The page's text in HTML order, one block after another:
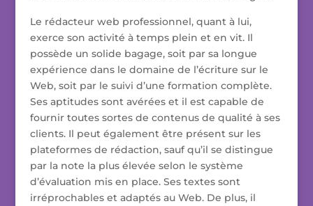
Le rédacteur web professionnel, quant à lui,
exerce son activité à temps plein et en vit. Il
possède un solide bagage, soit par sa longue
expérience dans le domaine de l’écriture sur le
Web, soit par le suivi d’une formation complète.
Ses aptitudes sont avérées et il est capable de
fournir toutes sortes de contenus de qualité à ses
clients. Il peut également être présent sur les
plateformes de rédaction, sauf qu’il se distingue
par la note la plus élevée selon le système
d’évaluation mis en place. Ses textes sont
irréprochables et adaptés au Web. De plus, il